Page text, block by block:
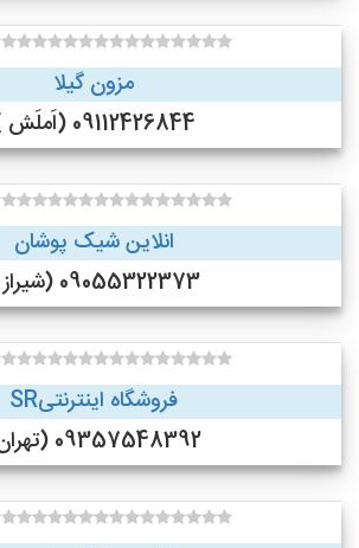
مزون گیلا
09112426844 (اَملَش )
انلاین شیک پوشان
09055322373 (شیراز )
فروشگاه اینترنتیSR
09357548392 (تهران)